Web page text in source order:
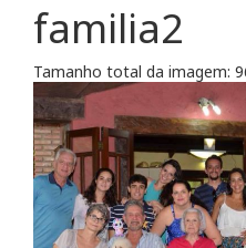
familia2
Tamanho total da imagem: